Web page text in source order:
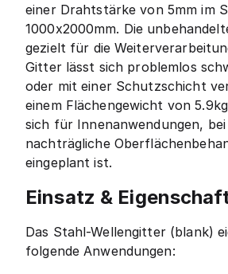
einer Drahtstärke von 5mm im
1000x2000mm. Die
gezielt für die
Gitter lässt sich problemlos
oder mit einer Schutzschicht
einem Flächengewicht von
sich für Innenanwendungen, bei
nachträgliche
eingeplant ist.
Einsatz &
Das Stahl-Wellengitter (blank)
folgende Anwendungen: